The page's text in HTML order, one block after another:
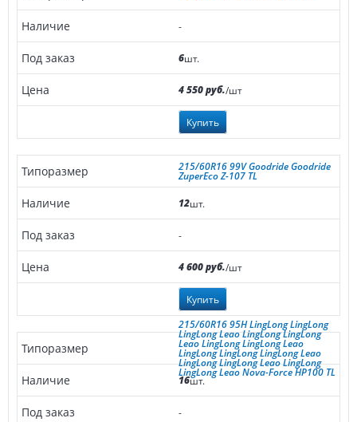
-
6шт.
4 550 руб./шт
Купить
215/60R16 99V Goodride Goodride
ZuperEco Z-107 TL
12шт.
-
4 600 руб./шт
Купить
215/60R16 95H LingLong LingLong
LingLong Leao LingLong LingLong
Leao LingLong LingLong Leao
LingLong LingLong LingLong Leao
LingLong LingLong Leao LingLong
LingLong Leao Nova-Force HP100 TL
16шт.
-